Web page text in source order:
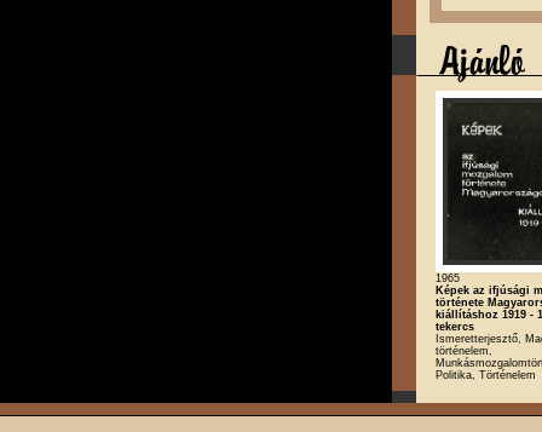
1965
Képek az ifjúsági
története
kiállításhoz 1919 -
tekercs
Ismeretterjesztő,
történelem,
Politika, Történelem